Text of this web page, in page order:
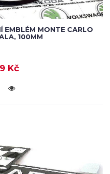
EMBLÉM MONTE CARLO
100MM
Kč